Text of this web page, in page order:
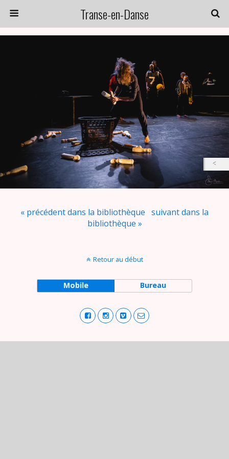
Transe-en-Danse
« précédent dans la bibliothèque suivant dans la
bibliothèque »
Retour au début
Mobile Bureau